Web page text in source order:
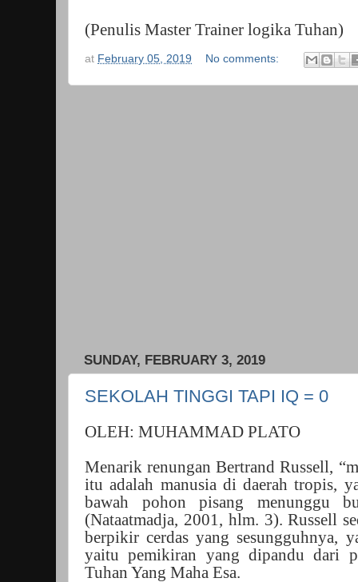
(Penulis Master Trainer logika Tuhan)
at February 05, 2019 No comments:
SUNDAY, FEBRUARY 3, 2019
SEKOLAH TINGGI TAPI IQ = 0
OLEH: MUHAMMAD PLATO
Menarik renungan Bertrand Russell,
itu adalah manusia di daerah tropis,
bawah pohon pisang menunggu
(Nataatmadja, 2001, hlm. 3). Russell
berpikir cerdas yang sesungguhnya,
yaitu pemikiran yang dipandu dari
Tuhan Yang Maha Esa.